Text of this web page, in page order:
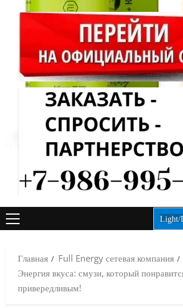
ОСНОВНОЕ
Light/
Главная
Full Energy сетевая компания
Энергия вкуса: смузи, который
привередливым!